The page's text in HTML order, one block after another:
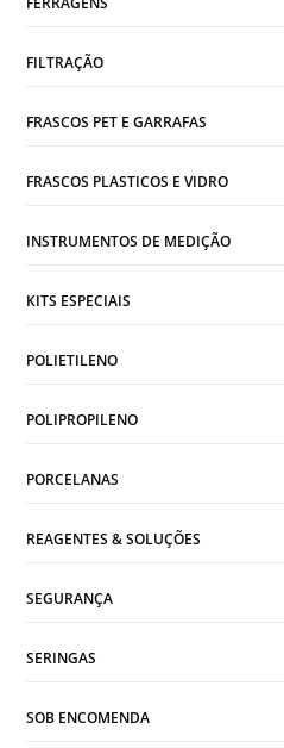
FILTRAÇÃO
FRASCOS PET E GARRAFAS
FRASCOS PLASTICOS E VIDRO
INSTRUMENTOS DE MEDIÇÃO
KITS ESPECIAIS
POLIETILENO
POLIPROPILENO
PORCELANAS
REAGENTES & SOLUÇÕES
SEGURANÇA
SERINGAS
SOB ENCOMENDA